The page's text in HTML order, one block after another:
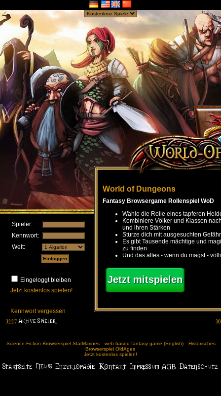
Spieler:
Kennwort:
Welt:
Eingeloggt bleiben
Jetzt kostenlos spielen!
Kennwort vergessen
World of Dungeons
Fantasy Browsergame Rollenspiel WoD
Wähle die Rolle eines tapferen
Kombiniere Völker und Klassen
und ihren Stärken
Stürze dich mit ausgesuchten
Es gibt Tausende mächtige und
zu finden
Und das alles - wenn du magst -
Jetzt mitspielen
Science-Fiction Browserspiel StarMarines web based fantasy game (English)
Historisches
Browserspiel OldAges
Jetzt kostenlos spielen!